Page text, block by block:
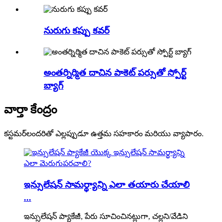
నురుగు కప్పు కవర్
అంతర్నిర్మిత దాచిన పాకెట్ పర్సుతో స్పోర్ట్
బ్యాగ్
వార్తా కేంద్రం
కస్టమర్‌లందరితో ఎల్లప్పుడూ ఉత్తమ సహకారం మరియు వ్యాపారం.
ఇన్సులేషన్ సామర్థ్యాన్ని ఎలా తయారు చేయాలి
...
ఇన్సులేషన్ ప్యాకేజీ, పేరు సూచించినట్లుగా, చల్లని/వేడిని